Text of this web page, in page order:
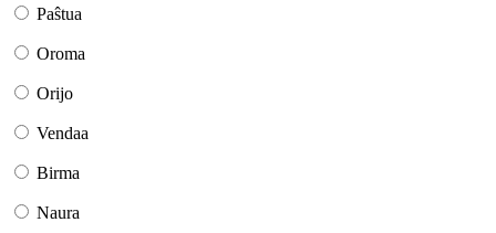
Paŝtua
Oroma
Orijo
Vendaa
Birma
Naura